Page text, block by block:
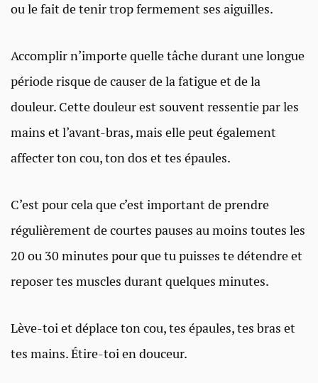
ou le fait de tenir trop fermement ses aiguilles.
Accomplir n’importe quelle tâche durant une longue
période risque de causer de la fatigue et de la
douleur. Cette douleur est souvent ressentie par les
mains et l’avant-bras, mais elle peut également
affecter ton cou, ton dos et tes épaules.
C’est pour cela que c’est important de prendre
régulièrement de courtes pauses au moins toutes les
20 ou 30 minutes pour que tu puisses te détendre et
reposer tes muscles durant quelques minutes.
Lève-toi et déplace ton cou, tes épaules, tes bras et
tes mains. Étire-toi en douceur.